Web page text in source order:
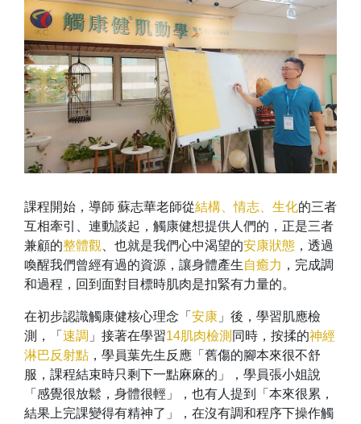
課程開始，導師 蘇志華老師從結構、情志、生化的三者
互相牽引、連動談起，觸康健想提供人們的，正是三者
兼顧的整體觀 、也就是我們心中渴望的安康狀態 ，透過
喚醒我們曾經有過的資源，讓身體產生自癒力 ，完成調
和過程，回到面對目標時肌肉是扣緊有力量的。
在初步認識觸康健核心理念「 安康 」後，學習肌應檢
測，「 速調 」接著在學習14肌肉檢測 同時，按揉的神經
淋巴反射點 ，學員葉先生反應「舊傷的腳本來很不舒
服，課程結束時只剩下一點麻麻的」，學員張小姐說
「感覺很放鬆，身體很輕」，也有人提到「本來很累，
結果上完課變得有精神了」，在沒有調和程序下操作觸